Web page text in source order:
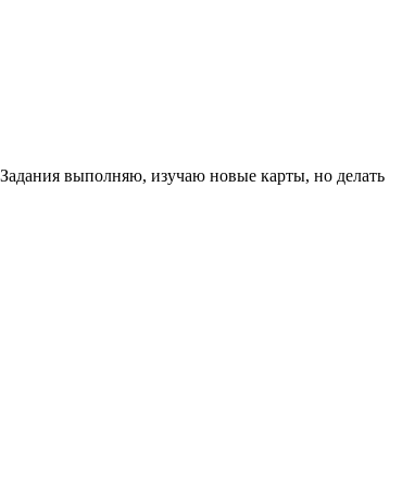
выполняю, изучаю новые карты, но делать